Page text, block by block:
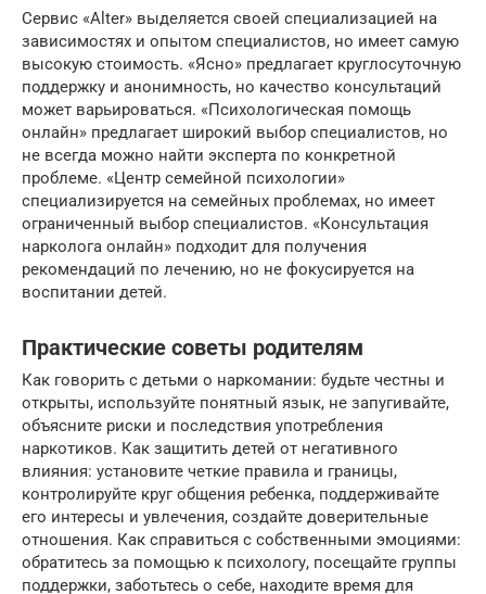
Сервис «Alter» выделяется своей специализацией на
зависимостях и опытом специалистов, но имеет самую
высокую стоимость. «Ясно» предлагает круглосуточную
поддержку и анонимность, но качество консультаций
может варьироваться. «Психологическая помощь
онлайн» предлагает широкий выбор специалистов, но
не всегда можно найти эксперта по конкретной
проблеме. «Центр семейной психологии»
специализируется на семейных проблемах, но имеет
ограниченный выбор специалистов. «Консультация
нарколога онлайн» подходит для получения
рекомендаций по лечению, но не фокусируется на
воспитании детей.
Практические советы родителям
Как говорить с детьми о наркомании: будьте честны и
открыты, используйте понятный язык, не запугивайте,
объясните риски и последствия употребления
наркотиков. Как защитить детей от негативного
влияния: установите четкие правила и границы,
контролируйте круг общения ребенка, поддерживайте
его интересы и увлечения, создайте доверительные
отношения. Как справиться с собственными эмоциями:
обратитесь за помощью к психологу, посещайте группы
поддержки, заботьтесь о себе, находите время для